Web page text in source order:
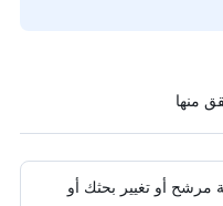
مرشح أو تغيير بحثك أو